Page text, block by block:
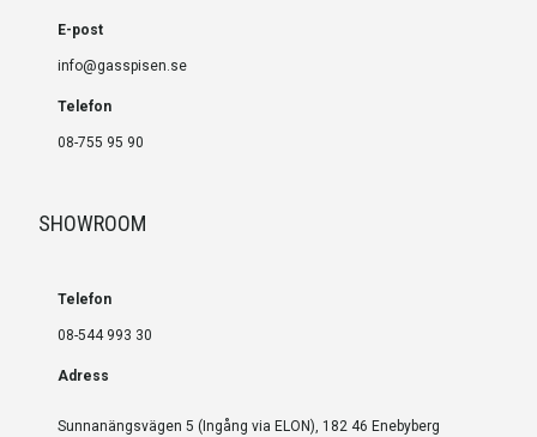
E-post
info@gasspisen.se
Telefon
08-755 95 90
SHOWROOM
Telefon
08-544 993 30
Adress
Sunnanängsvägen 5 (Ingång via ELON), 182 46 Enebyberg